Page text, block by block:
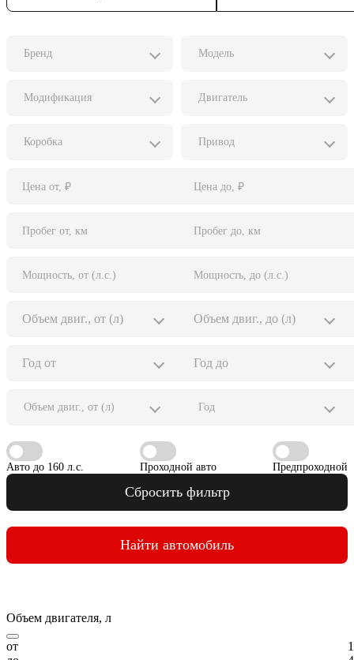
Бренд Модель
Двигатель
Коробка Привод
Модификация
Объем двиг., от (л) Год
Авто до 160 л.с. Проходной авто Предпроходной
Сбросить фильтр
Найти автомобиль
Объем двигателя, л
от